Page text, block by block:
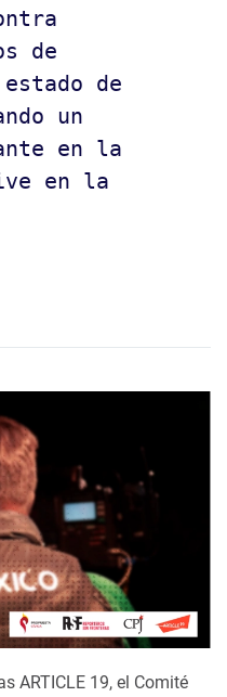
de
de
un
en la
en la
ARTICLE 19, el Comité